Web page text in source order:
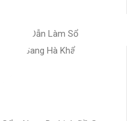
Hướng Dẫn Làm Sổ Thông
Hành Sang Hà Khẩu